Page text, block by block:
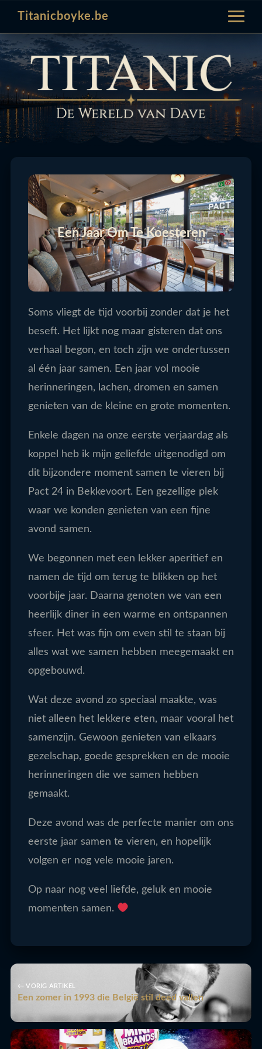
Titanicboyke.be
Een Jaar Om Te Koesteren
Soms vliegt de tijd voorbij zonder dat je het
beseft. Het lijkt nog maar gisteren dat ons
verhaal begon, en toch zijn we ondertussen
al één jaar samen. Een jaar vol mooie
herinneringen, lachen, dromen en samen
genieten van de kleine en grote momenten.
Enkele dagen na onze eerste verjaardag als
koppel heb ik mijn geliefde uitgenodigd om
dit bijzondere moment samen te vieren bij
Pact 24 in Bekkevoort. Een gezellige plek
waar we konden genieten van een fijne
avond samen.
We begonnen met een lekker aperitief en
namen de tijd om terug te blikken op het
voorbije jaar. Daarna genoten we van een
heerlijk diner in een warme en ontspannen
sfeer. Het was fijn om even stil te staan bij
alles wat we samen hebben meegemaakt en
opgebouwd.
Wat deze avond zo speciaal maakte, was
niet alleen het lekkere eten, maar vooral het
samenzijn. Gewoon genieten van elkaars
gezelschap, goede gesprekken en de mooie
herinneringen die we samen hebben
gemaakt.
Deze avond was de perfecte manier om ons
eerste jaar samen te vieren, en hopelijk
volgen er nog vele mooie jaren.
Op naar nog veel liefde, geluk en mooie
momenten samen.
← VORIG ARTIKEL
Een zomer in 1993 die België stil deed vallen